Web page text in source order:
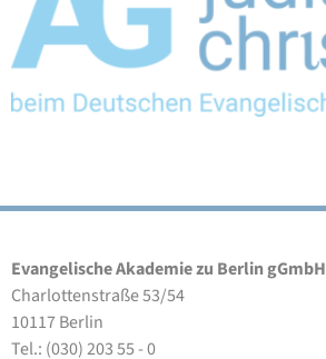
Evangelische Akademie zu Berlin gGmbH
Charlottenstraße 53/54
10117 Berlin
Tel.: (030) 203 55 - 0